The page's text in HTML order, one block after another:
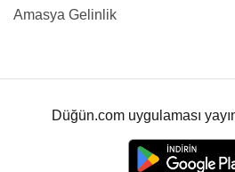
Amasya Gelinlik
Düğün.com uygulaması